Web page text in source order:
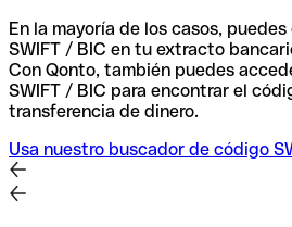
En la mayoría de los casos,
SWIFT / BIC en tu extracto
Con Qonto, también puedes
SWIFT / BIC para encontrar el
transferencia de dinero.
Usa nuestro buscador de código